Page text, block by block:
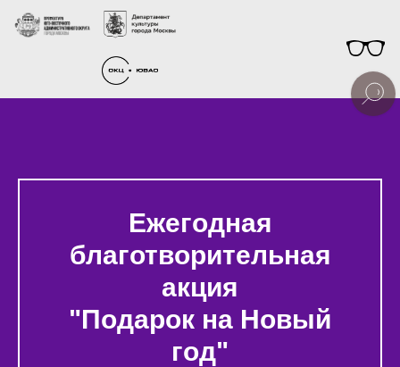
Ежегодная
благотворительная
акция
"Подарок на Новый
год"